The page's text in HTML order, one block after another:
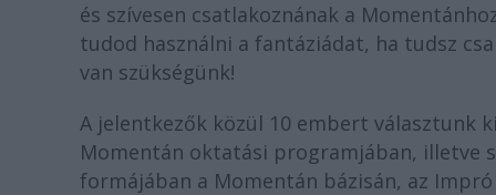
és szívesen csatlakoznának a
tudod használni a fantáziádat, ha tudsz
van szükségünk!
A jelentkezők közül 10 embert választunk
Momentán oktatási programjában, illetve
formájában a Momentán bázisán, az